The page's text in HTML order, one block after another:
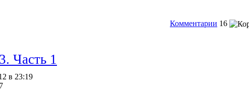
Комментарии 16
Часть 1
в 23:19